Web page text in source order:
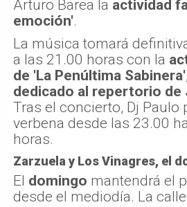
Arturo Barea la actividad
emoción'.
La música tomará
a las 21.00 horas con la
de 'La Penúltima Sabinera',
dedicado al repertorio de
Tras el concierto, Dj Paulo
verbena desde las 23.00
horas.
Zarzuela y Los Vinagres, el
El domingo mantendrá el
desde el mediodía. La